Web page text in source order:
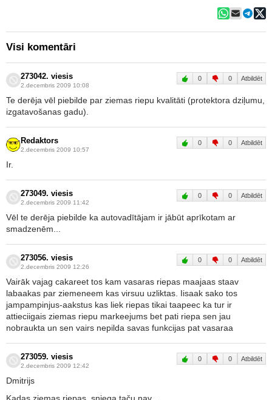
Visi komentāri
273042. viesis
2.decembris 2009 10:08
0 0 Atbildēt
Te derēja vēl piebilde par ziemas riepu kvalitāti (protektora dziļumu,
izgatavošanas gadu).
Redaktors
2.decembris 2009 10:57
0 0 Atbildēt
Ir.
273049. viesis
2.decembris 2009 11:42
0 0 Atbildēt
Vēl te derēja piebilde ka autovadītājam ir jābūt aprīkotam ar
smadzenēm...
273056. viesis
2.decembris 2009 12:26
0 0 Atbildēt
Vairāk vajag cakareet tos kam vasaras riepas maajaas staav
labaakas par ziemeneem kas virsuu uzliktas. Iisaak sako tos
jampampinjus-aakstus kas liek riepas tikai taapeec ka tur ir
attieciigais ziemas riepu markeejums bet pati riepa sen jau
nobraukta un sen vairs nepilda savas funkcijas pat vasaraa
273059. viesis
2.decembris 2009 12:42
0 0 Atbildēt
Dmitrijs
Kadas ziemas riepas, sniega taču nav...